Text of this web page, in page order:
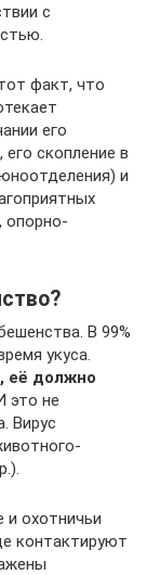
с
факт, что
его
его скопление в
и
опорно-
В 99%
укуса.
её должно
И это не
Вирус
и охотничьи
контактируют